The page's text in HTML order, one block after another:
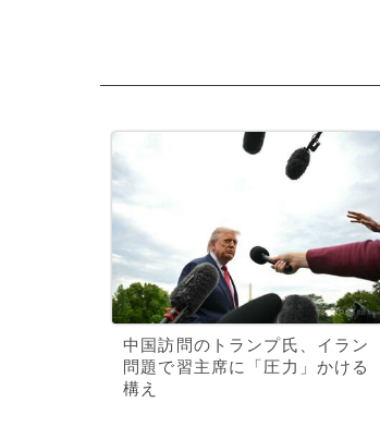
中国訪問のトランプ氏、イラン
問題で習主席に「圧力」かける
構え